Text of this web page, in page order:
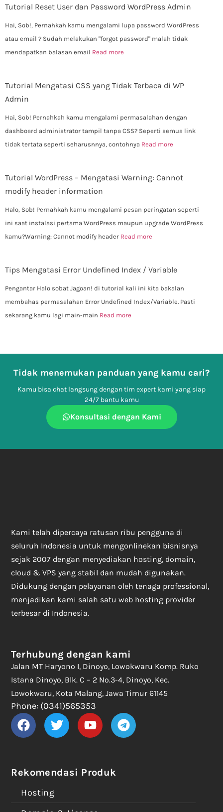
Tutorial Reset User dan Password WordPress Admin
Hai, Sob!, Pernahkah kamu mengalami lupa password WordPress
atau email ? Sudah melakukan "forgot password" malah tidak
mendapatkan balasan email Read more
Tutorial Mengatasi CSS yang Tidak Terbaca di WP
Admin
Hai, Sob! Pernahkah kamu mengalami permasalahan dengan
dashboard administrator tampil tanpa CSS? Seperti semua link
tidak tertata seperti seharusnnya, contohnya Read more
Tutorial WordPress – Mengatasi Warning: Cannot
modify header information
Halo, Sob! Pernahkah kamu mengalami pesan peringatan seperti
ini saat instalasi pertama WordPress maupun upgrade WordPress
kamu?Warning: Cannot modify header Read more
Tips Mengatasi Error Undefined Index / Variable
Pengantar Halo sobat Jagoan! di tutorial kali ini kita bakalan
membahas permasalahan Error Undefined Index/Variable. Pasti
sekarang kamu lagi main-main Read more
Tidak menemukan panduan yang kamu cari?
Kamu bisa chat langsung dengan tim expert kami yang siap
24/7 bantu kamu
Konsultasi dengan Kami
Kami telah dipercaya ratusan ribu pengguna di
seluruh Indonesia untuk mengonlinekan bisnisnya
sejak 2007 dengan menyediakan hosting, domain,
cloud & VPS yang stabil dan mudah digunakan.
Didukung dengan pelayanan oleh tenaga professional,
menjadikan kami salah satu web hosting provider
terbesar di Indonesia.
Rekomendasi Produk
Hosting
Terhubung dengan kami
Jalan MT Haryono I, Dinoyo, Lowokwaru Komp. Ruko
Istana Dinoyo, Blk. C – 2 No.3-4, Dinoyo, Kec.
Lowokwaru, Kota Malang, Jawa Timur 61145
Phone: (0341)565353